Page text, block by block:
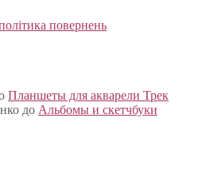
повернень
Планшеты для акварели Трек
до Альбомы и скетчбуки